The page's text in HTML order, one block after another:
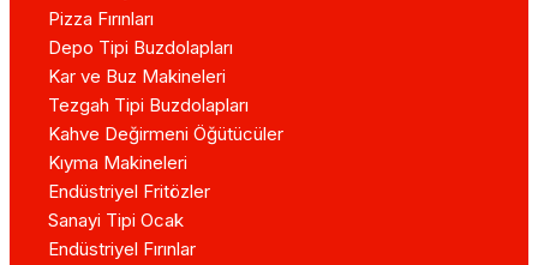
Pizza Fırınları
Depo Tipi Buzdolapları
Kar ve Buz Makineleri
Tezgah Tipi Buzdolapları
Kahve Değirmeni Öğütücüler
Kıyma Makineleri
Endüstriyel Fritözler
Sanayi Tipi Ocak
Endüstriyel Fırınlar